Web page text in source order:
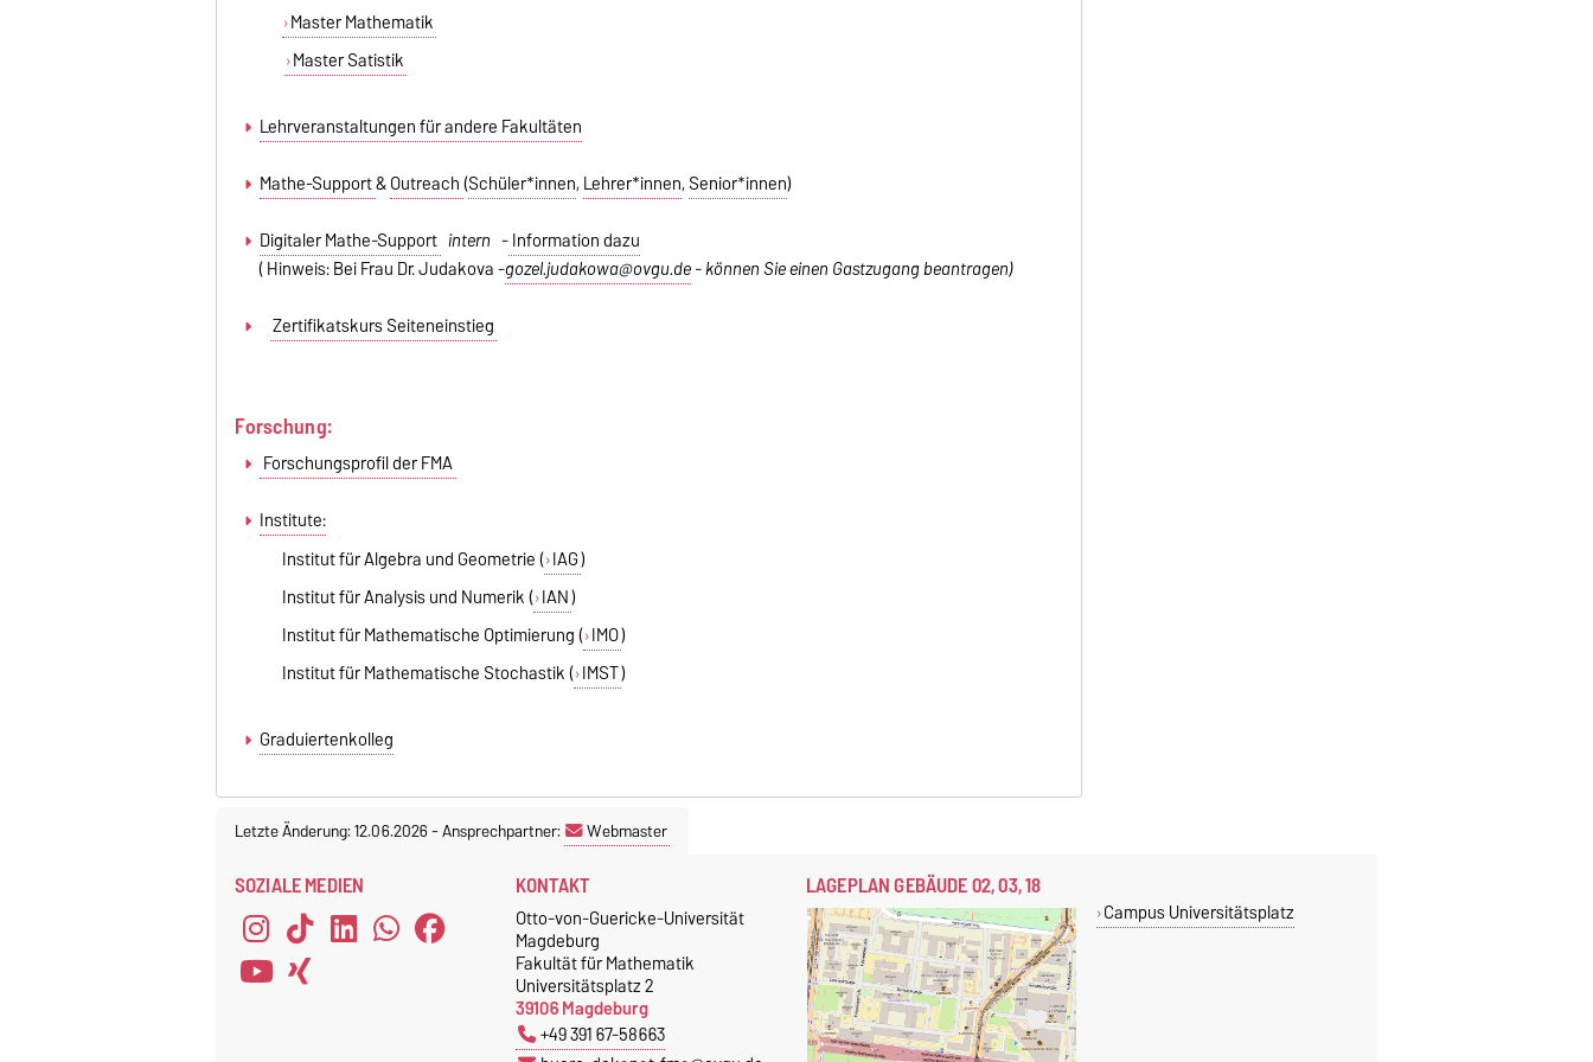
Master Mathematik
Master Satistik
Lehrveranstaltungen für andere Fakultäten
Mathe-Support&Outreach(Schüler*innen, Lehrer*innen, Senior*innen)
Digitaler Mathe-Support intern -Information dazu
( Hinweis: Bei Frau Dr. Judakova -gozel.judakowa@ovgu.de-können Sie einen Gastzugang beantragen)
Zertifikatskurs Seiteneinstieg
Forschung:
Forschungsprofil der FMA
Institute:
Institut für Algebra und Geometrie ( IAG)
Institut für Analysis und Numerik ( IAN)
Institut für Mathematische Optimierung ( IMO)
Institut für Mathematische Stochastik ( IMST)
Graduiertenkolleg
Letzte Änderung: 12.06.2026-Ansprechpartner: Webmaster
SOZIALE MEDIEN KONTAKT
Otto-von-Guericke-Universität
Magdeburg
Fakultät für Mathematik
Universitätsplatz 2
39106 Magdeburg
+49 391 67-58663
LAGEPLAN GEBÄUDE 02, 03, 18
Campus Universitätsplatz